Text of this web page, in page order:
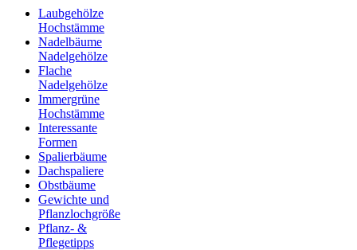
Laubgehölze
Hochstämme
Nadelbäume
Nadelgehölze
Flache
Nadelgehölze
Immergrüne
Hochstämme
Interessante
Formen
Spalierbäume
Dachspaliere
Obstbäume
Gewichte und
Pflanzlochgröße
Pflanz- &
Pflegetipps